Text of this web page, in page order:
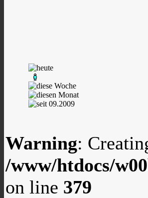
Warning:
/www/htdocs/
on line 379